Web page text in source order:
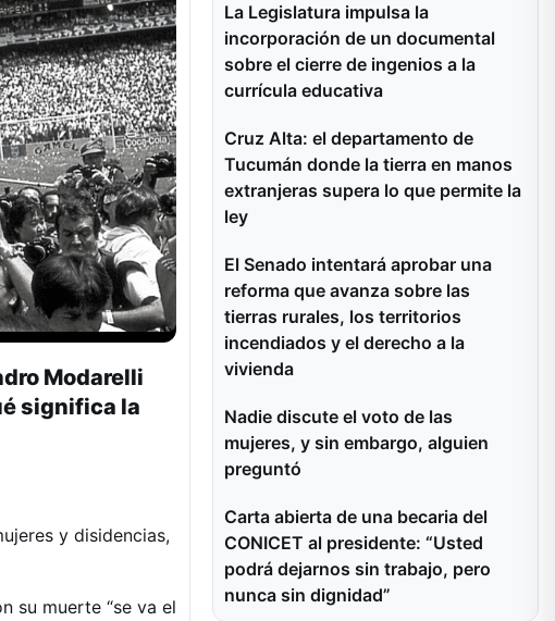
Modarelli
significa la
y disidencias,
su muerte “se va el
La Legislatura impulsa la
incorporación de un documental
sobre el cierre de ingenios a la
currícula educativa
Cruz Alta: el departamento de
Tucumán donde la tierra en manos
extranjeras supera lo que permite la
ley
El Senado intentará aprobar una
reforma que avanza sobre las
tierras rurales, los territorios
incendiados y el derecho a la
vivienda
Nadie discute el voto de las
mujeres, y sin embargo, alguien
preguntó
Carta abierta de una becaria del
CONICET al presidente: “Usted
podrá dejarnos sin trabajo, pero
nunca sin dignidad”